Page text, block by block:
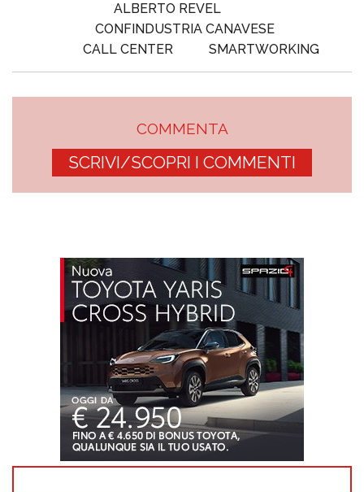
ALBERTO REVEL
CONFINDUSTRIA CANAVESE
CALL CENTER
SMARTWORKING
COMMENTA
SCRIVI/SCOPRI I COMMENTI